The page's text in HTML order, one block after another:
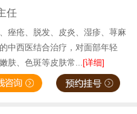
任
痤疮、脱发、皮炎、湿疹、荨麻
中西医结合治疗，对面部年轻
肤、色斑等皮肤常...[详细]